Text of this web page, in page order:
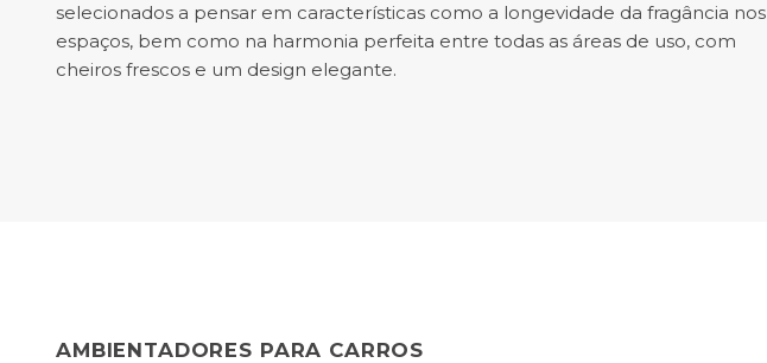
selecionados a pensar em características como a longevidade da fragância nos
espaços, bem como na harmonia perfeita entre todas as áreas de uso, com
cheiros frescos e um design elegante.
AMBIENTADORES PARA CARROS